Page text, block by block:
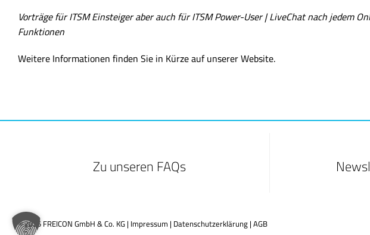
Vorträge für ITSM Einsteiger aber auch für ITSM Power-User | LiveChat nach jedem
Funktionen
Weitere Informationen finden Sie in Kürze auf unserer Website.
Zu unseren FAQs
© 2025 FREICON GmbH & Co. KG | Impressum | Datenschutzerklärung|AGB